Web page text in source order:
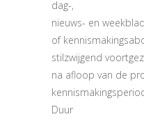
dag-,
nieuws- en
of
stilzwijgend
na afloop van de
Duur